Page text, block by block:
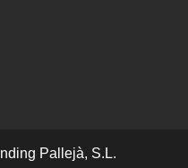
Pallejà, S.L.